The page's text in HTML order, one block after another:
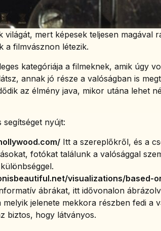
világát, mert képesek teljesen magával
a filmvásznon létezik.
kategóriája a filmeknek, amik úgy
annak jó része a valóságban is
az élmény java, mikor utána lehet
segítséget nyújt:
Itt a szereplőkről, és a
fotókat találunk a valósággal
visualizations/based-
ábrákat, itt idővonalon
jelenete mekkora részben fedi a
biztos, hogy látványos.